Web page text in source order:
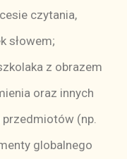
czytania,
słowem;
z obrazem
oraz innych
(np.
globalnego